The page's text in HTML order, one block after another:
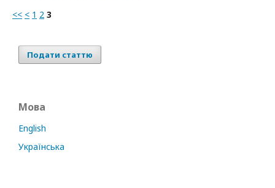
<< < 1 2 3
Подати статтю
Мова
English
Українська